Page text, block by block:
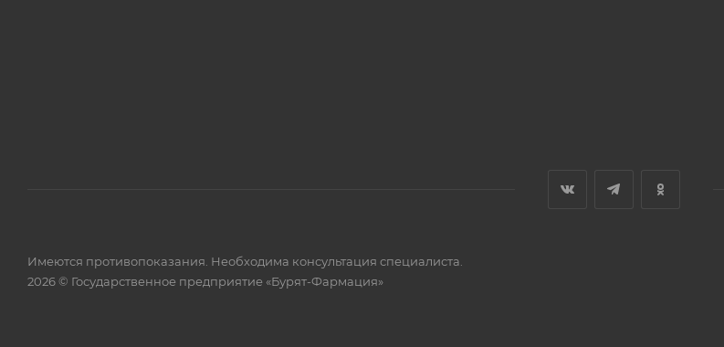
Имеются противопоказания. Необходима консультация специалиста.
2026 © Государственное предприятие «Бурят-Фармация»